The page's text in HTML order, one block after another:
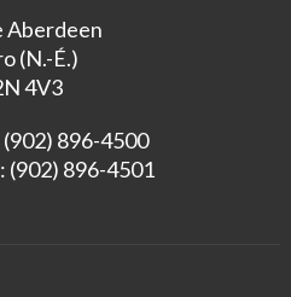
Aberdeen
(N.-É.)
4V3
896-4500
(902) 896-4501